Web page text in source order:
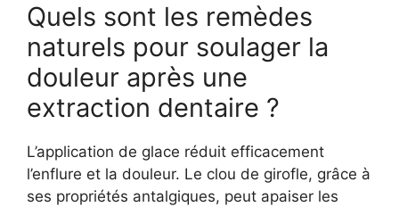
Quels sont les remèdes
naturels pour soulager la
douleur après une
extraction dentaire ?
L’application de glace réduit efficacement
l’enflure et la douleur. Le clou de girofle, grâce à
ses propriétés antalgiques, peut apaiser les